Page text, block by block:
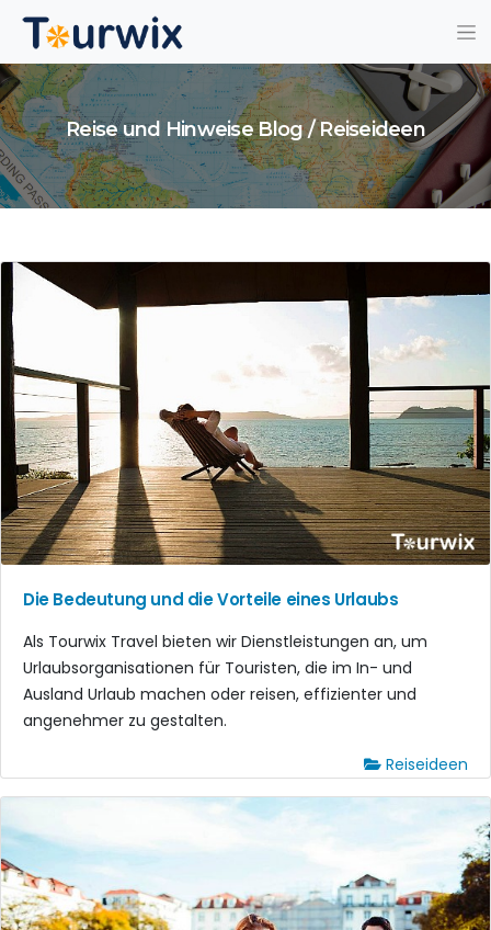
Reise und Hinweise Blog / Reiseideen
Die Bedeutung und die Vorteile eines Urlaubs
Als Tourwix Travel bieten wir Dienstleistungen an, um
Urlaubsorganisationen für Touristen, die im In- und
Ausland Urlaub machen oder reisen, effizienter und
angenehmer zu gestalten.
Reiseideen